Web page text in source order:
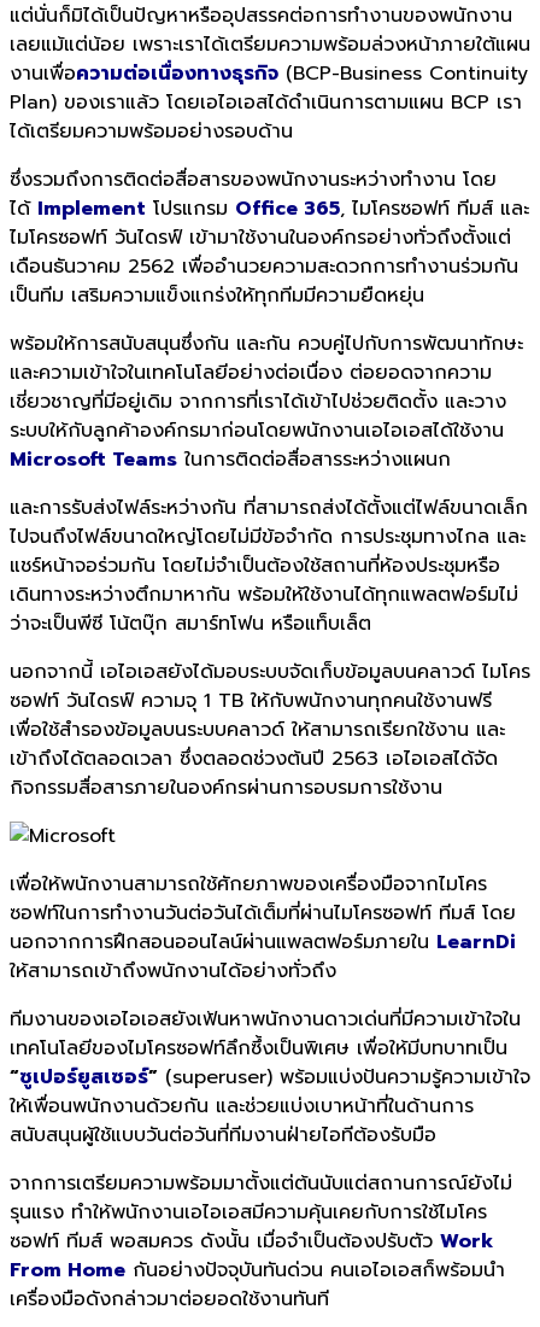
แต่นั่นก็มิได้เป็นปัญหาหรืออุปสรรคต่อการทำงานของพนักงาน
เลยแม้แต่น้อย เพราะเราได้เตรียมความพร้อมล่วงหน้าภายใต้แผน
งานเพื่อความต่อเนื่องทางธุรกิจ (BCP-Business Continuity
Plan) ของเราแล้ว โดยเอไอเอสได้ดำเนินการตามแผน BCP เรา
ได้เตรียมความพร้อมอย่างรอบด้าน
ซึ่งรวมถึงการติดต่อสื่อสารของพนักงานระหว่างทำงาน โดย
ได้ Implement โปรแกรม Office 365, ไมโครซอฟท์ ทีมส์ และ
ไมโครซอฟท์ วันไดรฟ์ เข้ามาใช้งานในองค์กรอย่างทั่วถึงตั้งแต่
เดือนธันวาคม 2562 เพื่ออำนวยความสะดวกการทำงานร่วมกัน
เป็นทีม เสริมความแข็งแกร่งให้ทุกทีมมีความยืดหยุ่น
พร้อมให้การสนับสนุนซึ่งกัน และกัน ควบคู่ไปกับการพัฒนาทักษะ
และความเข้าใจในเทคโนโลยีอย่างต่อเนื่อง ต่อยอดจากความ
เชี่ยวชาญที่มีอยู่เดิม จากการที่เราได้เข้าไปช่วยติดตั้ง และวาง
ระบบให้กับลูกค้าองค์กรมาก่อนโดยพนักงานเอไอเอสได้ใช้งาน
Microsoft Teams ในการติดต่อสื่อสารระหว่างแผนก
และการรับส่งไฟล์ระหว่างกัน ที่สามารถส่งได้ตั้งแต่ไฟล์ขนาดเล็ก
ไปจนถึงไฟล์ขนาดใหญ่โดยไม่มีข้อจำกัด การประชุมทางไกล และ
แชร์หน้าจอร่วมกัน โดยไม่จำเป็นต้องใช้สถานที่ห้องประชุมหรือ
เดินทางระหว่างตึกมาหากัน พร้อมให้ใช้งานได้ทุกแพลตฟอร์มไม่
ว่าจะเป็นพีซี โน้ตบุ๊ก สมาร์ทโฟน หรือแท็บเล็ต
นอกจากนี้ เอไอเอสยังได้มอบระบบจัดเก็บข้อมูลบนคลาวด์ ไมโคร
ซอฟท์ วันไดรฟ์ ความจุ 1 TB ให้กับพนักงานทุกคนใช้งานฟรี
เพื่อใช้สำรองข้อมูลบนระบบคลาวด์ ให้สามารถเรียกใช้งาน และ
เข้าถึงได้ตลอดเวลา ซึ่งตลอดช่วงต้นปี 2563 เอไอเอสได้จัด
กิจกรรมสื่อสารภายในองค์กรผ่านการอบรมการใช้งาน
เพื่อให้พนักงานสามารถใช้ศักยภาพของเครื่องมือจากไมโคร
ซอฟท์ในการทำงานวันต่อวันได้เต็มที่ผ่านไมโครซอฟท์ ทีมส์ โดย
นอกจากการฝึกสอนออนไลน์ผ่านแพลตฟอร์มภายใน LearnDi
ให้สามารถเข้าถึงพนักงานได้อย่างทั่วถึง
ทีมงานของเอไอเอสยังเฟ้นหาพนักงานดาวเด่นที่มีความเข้าใจใน
เทคโนโลยีของไมโครซอฟท์ลึกซึ้งเป็นพิเศษ เพื่อให้มีบทบาทเป็น
“ซูเปอร์ยูสเซอร์” (superuser) พร้อมแบ่งปันความรู้ความเข้าใจ
ให้เพื่อนพนักงานด้วยกัน และช่วยแบ่งเบาหน้าที่ในด้านการ
สนับสนุนผู้ใช้แบบวันต่อวันที่ทีมงานฝ่ายไอทีต้องรับมือ
จากการเตรียมความพร้อมมาตั้งแต่ต้นนับแต่สถานการณ์ยังไม่
รุนแรง ทำให้พนักงานเอไอเอสมีความคุ้นเคยกับการใช้ไมโคร
ซอฟท์ ทีมส์ ​พอสมควร ดังนั้น เมื่อจำเป็นต้องปรับตัว Work
From Home กันอย่างปัจจุบันทันด่วน คนเอไอเอสก็พร้อมนำ
เครื่องมือดังกล่าวมาต่อยอดใช้งานทันที